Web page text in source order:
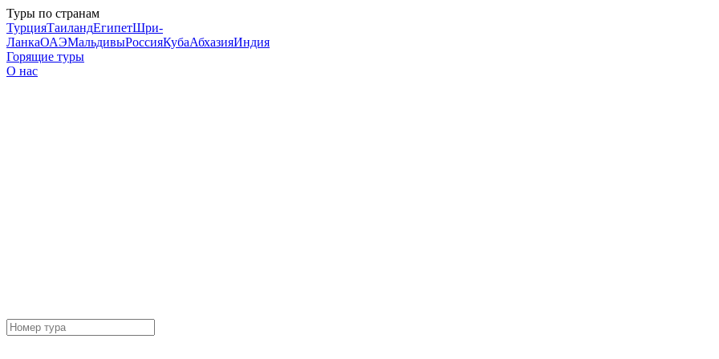
Туры по странам
ТурцияТаиландЕгипетШри-
ЛанкаОАЭМальдивыРоссияКубаАбхазияИндия
Горящие туры
О нас